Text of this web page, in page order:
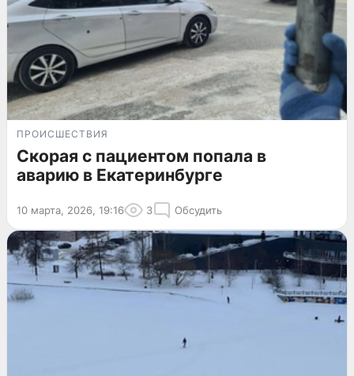
ПРОИСШЕСТВИЯ
Скорая с пациентом попала в
аварию в Екатеринбурге
10 марта, 2026, 19:16 3 Обсудить